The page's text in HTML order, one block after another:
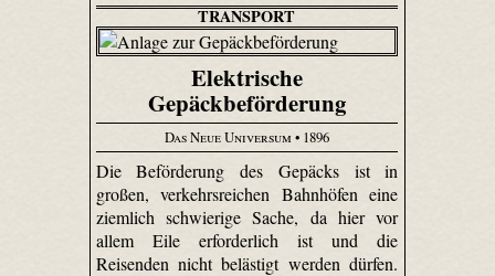
TRANSPORT
Elektrische
Gepäckbeförderung
Das Neue Universum• 1896
Die Beförderung des Gepäcks ist in
großen, verkehrsreichen Bahnhöfen eine
ziemlich schwierige Sache, da hier vor
allem Eile erforderlich ist und die
Reisenden nicht belästigt werden dürfen.